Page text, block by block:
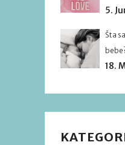
5.
Šta
18.